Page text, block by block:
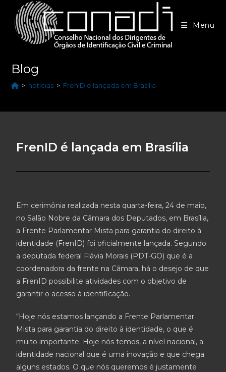
Menu
Blog
> notícias > FrenID é lançada em Brasília
FrenID é lançada em Brasília
Em cerimônia realizada nesta quarta-feira, 24 de maio,
no Salão Nobre da Câmara dos Deputados, em Brasília,
a Frente Parlamentar Mista para garantia do direito à
identidade (FrenID) foi oficialmente lançada. Segundo
a deputada federal Flávia Morais (PDT-GO) que é a
coordenadora da frente na Câmara, há o desejo de que
a FrenID possibilite atividades com o objetivo de
garantir o acesso à identificação.
“Hoje nós estamos lançando a Frente Parlamentar
Mista para garantia do direito à identidade, o que é
muito importante. Hoje nós temos, a nível nacional, a
identidade nacional que é uma inovação e que chega
alguns estados. O que nós queremos é justamente